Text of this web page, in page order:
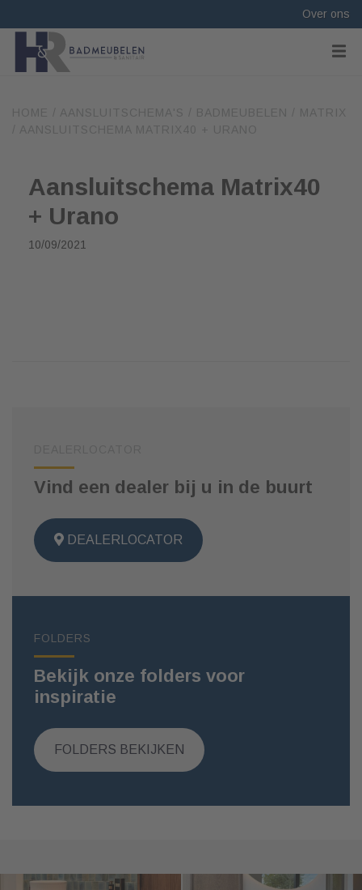
Over ons
HOME AANSLUITSCHEMA'S BADMEUBELEN
MATRIX
AANSLUITSCHEMA MATRIX40 + URANO
Aansluitschema Matrix40
+ Urano
10/09/2021
Vind een dealer bij u in de buurt
DEALERLOCATOR
FOLDERS
Bekijk onze folders voor
inspiratie
FOLDERS BEKIJKEN